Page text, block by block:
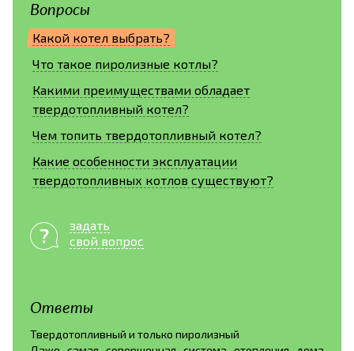
Вопросы
Какой котел выбрать?
Что такое пиролизные котлы?
Какими преимуществами обладает
твердотопливный котел?
Чем топить твердотопливный котел?
Какие особенности эксплуатации
твердотопливных котлов существуют?
задать
свой вопрос
Ответы
Твердотопливный и только пиролизный